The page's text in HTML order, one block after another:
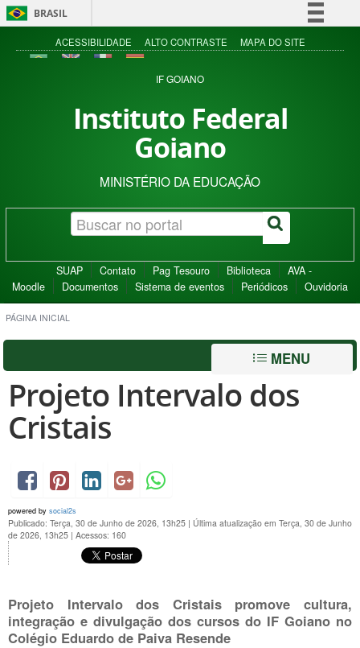
BRASIL
Simplifique!
Acesso à informação
ACESSIBILIDADE ALTO CONTRASTE MAPA DO SITE
IF GOIANO
Instituto Federal
Goiano
MINISTÉRIO DA EDUCAÇÃO
SUAP Contato Pag Tesouro Biblioteca
AVA -
Moodle
Documentos Sistema de eventos Periódicos Ouvidoria
PÁGINA INICIAL
MENU
Projeto Intervalo dos
Cristais
powered by social2s
Publicado: Terça, 30 de Junho de 2026, 13h25 | Última atualização em Terça, 30 de Junho
de 2026, 13h25 | Acessos: 160
Projeto Intervalo dos Cristais promove cultura,
integração e divulgação dos cursos do IF Goiano no
Colégio Eduardo de Paiva Resende